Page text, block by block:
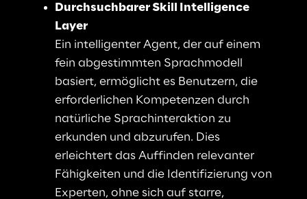
Durchsuchbarer Skill Intelligence
Layer
Ein intelligenter Agent, der auf einem
fein abgestimmten Sprachmodell
basiert, ermöglicht es Benutzern, die
erforderlichen Kompetenzen durch
natürliche Sprachinteraktion zu
erkunden und abzurufen. Dies
erleichtert das Auffinden relevanter
Fähigkeiten und die Identifizierung von
Experten, ohne sich auf starre,